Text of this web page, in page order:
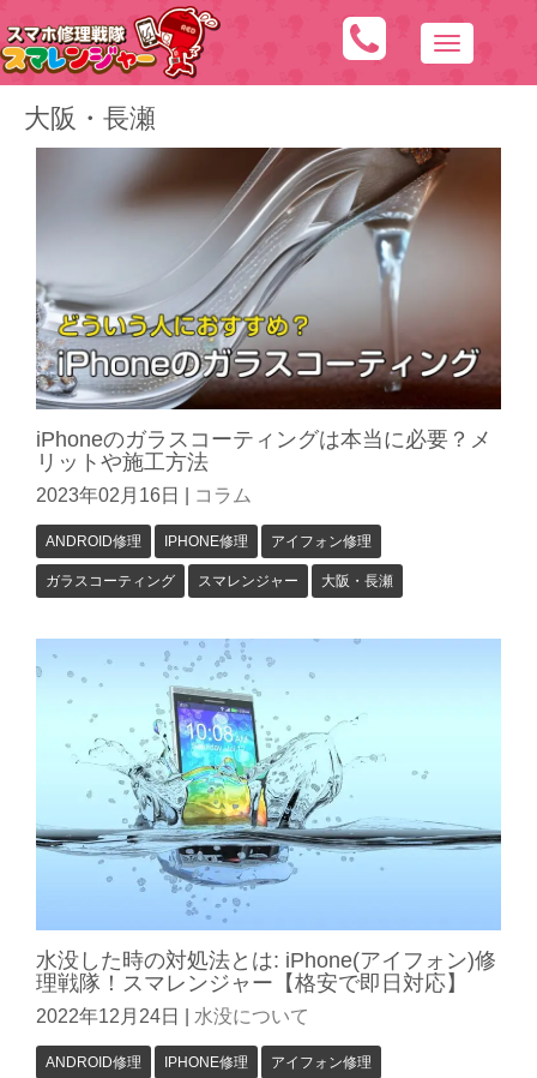
N
a
i
a
大阪・長瀬
iPhoneのガラスコーティングは本当に必要？メ
リットや施工方法
2023年02月16日 コラム
ANDROID修理 IPHONE修理 アイフォン修理
ガラスコーティング スマレンジャー 大阪・長瀬
水没した時の対処法とは: iPhone(アイフォン)修
理戦隊！スマレンジャー【格安で即日対応】
2022年12月24日 水没について
ANDROID修理 IPHONE修理 アイフォン修理